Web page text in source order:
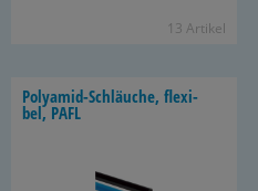
13 Ar­ti­kel
Polyamid-​Schläuche, fle­xi­
bel, PAFL